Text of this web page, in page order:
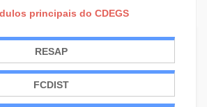
principais do CDEGS
RESAP
FCDIST